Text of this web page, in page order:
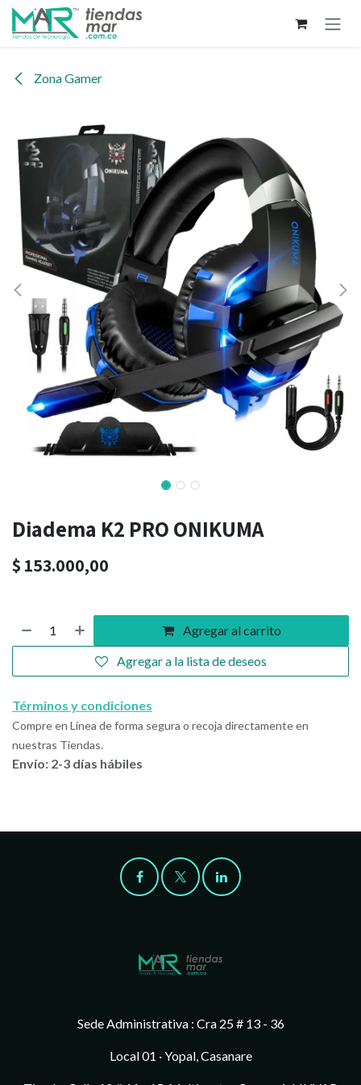
Ir al contenido
Zona Gamer
Diadema K2 PRO ONIKUMA
$ 153.000,00
Agregar al carrito
Agregar a la lista de deseos
Términos y condiciones
Compre en Línea de forma segura o recoja directamente en
nuestras Tiendas.
Envío: 2-3 días hábiles
Sede Administrativa : Cra 25 # 13 - 36
Local 01 · Yopal, Casanare